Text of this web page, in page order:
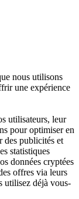
nous utilisons
une expérience
utilisateurs, leur
pour optimiser en
des publicités et
statistiques
données cryptées
offres via leurs
utilisez déjà vous-